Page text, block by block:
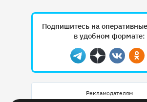
Подпишитесь на
в удобном формате:
Telegram
Дзен
Рекламодателям